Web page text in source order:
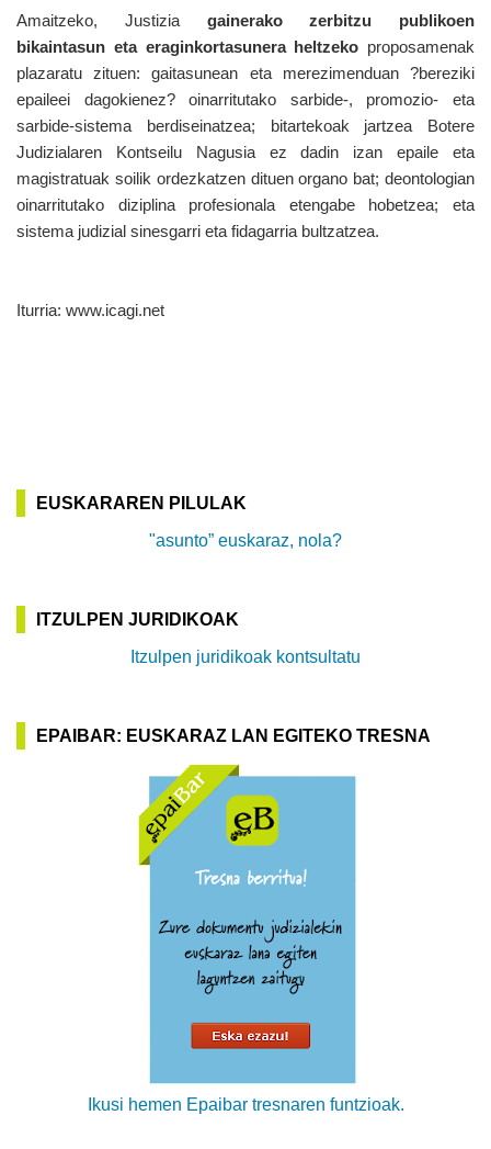
Amaitzeko, Justizia gainerako zerbitzu publikoen
bikaintasun eta eraginkortasunera heltzeko proposamenak
plazaratu zituen: gaitasunean eta merezimenduan ?bereziki
epaileei dagokienez? oinarritutako sarbide-, promozio- eta
sarbide-sistema berdiseinatzea; bitartekoak jartzea Botere
Judizialaren Kontseilu Nagusia ez dadin izan epaile eta
magistratuak soilik ordezkatzen dituen organo bat; deontologian
oinarritutako diziplina profesionala etengabe hobetzea; eta
sistema judizial sinesgarri eta fidagarria bultzatzea.
Iturria: www.icagi.net
EUSKARAREN PILULAK
"asunto” euskaraz, nola?
ITZULPEN JURIDIKOAK
Itzulpen juridikoak kontsultatu
EPAIBAR: EUSKARAZ LAN EGITEKO TRESNA
Ikusi hemen Epaibar tresnaren funtzioak.